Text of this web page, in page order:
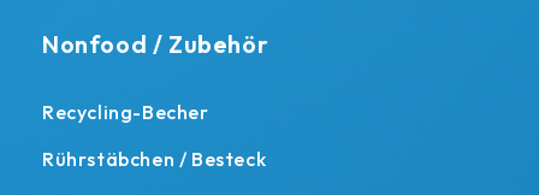
Nonfood / Zubehör
Recycling-Becher
Rührstäbchen / Besteck